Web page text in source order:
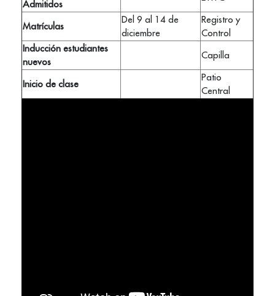
Admitidos
Matrículas
Del 9 al 14 de
diciembre
Registro y
Control
Inducción estudiantes
nuevos
Capilla
Inicio de clase
Patio
Central